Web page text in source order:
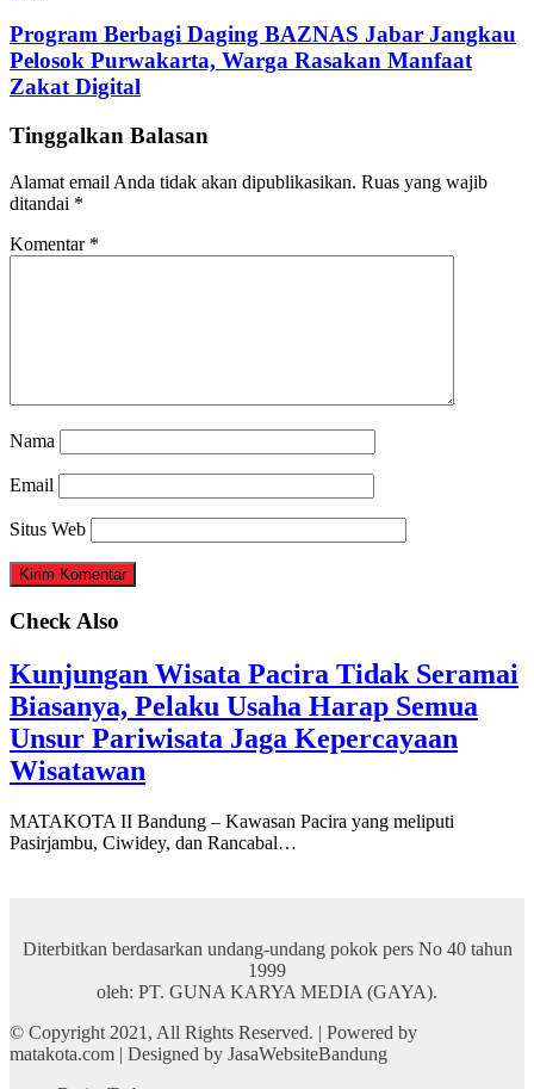
Program Berbagi Daging BAZNAS Jabar Jangkau
Pelosok Purwakarta, Warga Rasakan Manfaat
Zakat Digital
Tinggalkan Balasan
Alamat email Anda tidak akan dipublikasikan. Ruas yang wajib
ditandai *
Komentar *
Nama
Email
Situs Web
Check Also
Kunjungan Wisata Pacira Tidak Seramai
Biasanya, Pelaku Usaha Harap Semua
Unsur Pariwisata Jaga Kepercayaan
Wisatawan
MATAKOTA II Bandung – Kawasan Pacira yang meliputi
Pasirjambu, Ciwidey, dan Rancabal…
Diterbitkan berdasarkan undang-undang pokok pers No 40 tahun
1999
oleh: PT. GUNA KARYA MEDIA (GAYA).
© Copyright 2021, All Rights Reserved. | Powered by
matakota.com | Designed by JasaWebsiteBandung